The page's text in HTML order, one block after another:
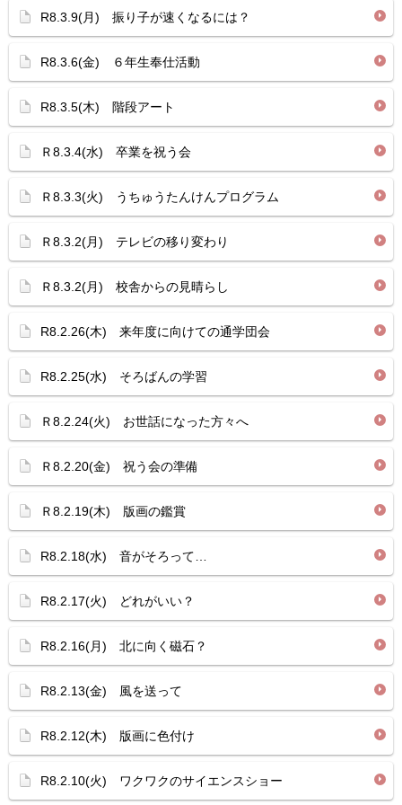
R8.3.9(月) 振り子が速くなるには？
R8.3.6(金) ６年生奉仕活動
R8.3.5(木) 階段アート
Ｒ8.3.4(水) 卒業を祝う会
Ｒ8.3.3(火) うちゅうたんけんプログラム
Ｒ8.3.2(月) テレビの移り変わり
Ｒ8.3.2(月) 校舎からの見晴らし
R8.2.26(木) 来年度に向けての通学団会
R8.2.25(水) そろばんの学習
Ｒ8.2.24(火) お世話になった方々へ
Ｒ8.2.20(金) 祝う会の準備
Ｒ8.2.19(木) 版画の鑑賞
R8.2.18(水) 音がそろって…
R8.2.17(火) どれがいい？
R8.2.16(月) 北に向く磁石？
R8.2.13(金) 風を送って
R8.2.12(木) 版画に色付け
R8.2.10(火) ワクワクのサイエンスショー